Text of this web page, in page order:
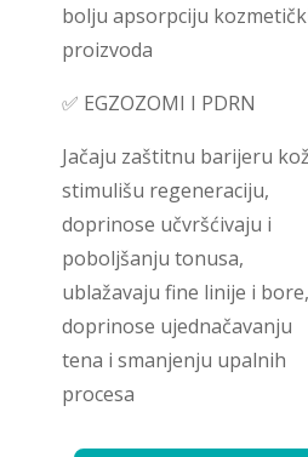
bolju apsorpciju
proizvoda
✅ EGZOZOMI I PDRN
Jačaju zaštitnu barijeru
stimulišu regeneraciju,
doprinose učvršćivaju i
poboljšanju tonusa,
ublažavaju fine linije i bore,
doprinose ujednačavanju
tena i smanjenju upalnih
procesa